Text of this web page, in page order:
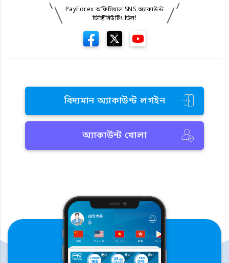
PayForex অফিসিয়াল SNS অ্যাকাউন্ট
ডিস্ট্রিবিউটিং ডিল!
বিদ্যমান অ্যাকাউন্ট লগইন
অ্যাকাউন্ট খোলা